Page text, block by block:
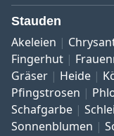
Stauden
Akeleien
Fingerhut
Gräser
Heide
Pfingstrosen
Schafgarbe
Sonnenblumen